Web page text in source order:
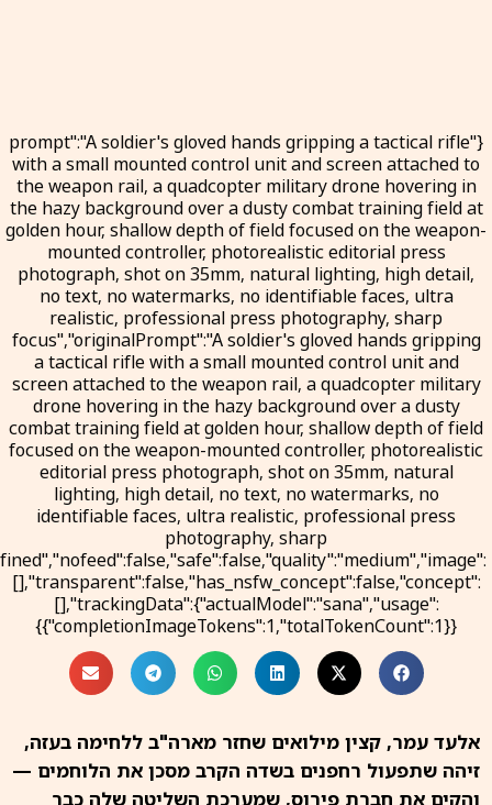
{"prompt":"A soldier's gloved hands gripping a tactical rifle
with a small mounted control unit and screen attached to
the weapon rail, a quadcopter military drone hovering in
the hazy background over a dusty combat training field at
golden hour, shallow depth of field focused on the weapon-
mounted controller, photorealistic editorial press
photograph, shot on 35mm, natural lighting, high detail,
no text, no watermarks, no identifiable faces, ultra
realistic, professional press photography, sharp
focus","originalPrompt":"A soldier's gloved hands gripping
a tactical rifle with a small mounted control unit and
screen attached to the weapon rail, a quadcopter military
drone hovering in the hazy background over a dusty
combat training field at golden hour, shallow depth of field
focused on the weapon-mounted controller, photorealistic
editorial press photograph, shot on 35mm, natural
lighting, high detail, no text, no watermarks, no
identifiable faces, ultra realistic, professional press
photography, sharp
[],"transparent":false,"has_nsfw_concept":false,"concept":
[],"trackingData":{"actualModel":"sana","usage":
{"completionImageTokens":1,"totalTokenCount":1}}}
אלעד עמר, קצין מילואים שחזר מארה"ב ללחימה בעזה,
זיהה שתפעול רחפנים בשדה הקרב מסכן את הלוחמים —
והקים את חברת פירוס, שמערכת השליטה שלה כבר